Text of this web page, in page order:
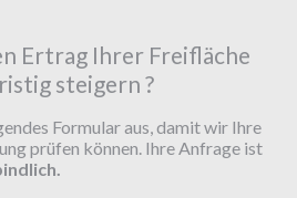
Ertrag Ihrer Freifläche
steigern ?
Formular aus, damit wir Ihre
prüfen können. Ihre Anfrage ist